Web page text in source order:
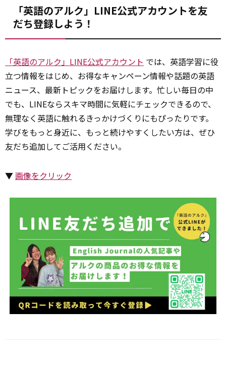
「英語のアルク」LINE公式アカウントを友
だち登録しよう！
「英語のアルク」LINE公式アカウント では、英語学習に役
立つ情報をはじめ、お得なキャンペーン情報や話題の英語
ニュース、最新トピックをお届けします。忙しい毎日の中
でも、LINEならスキマ時間に気軽にチェックできるので、
無理なく英語に触れるきっかけづくりにもぴったりです。
学びをもっと身近に、もっと続けやすくしたい方は、ぜひ
友だち追加してご活用ください。
▼画像をクリック